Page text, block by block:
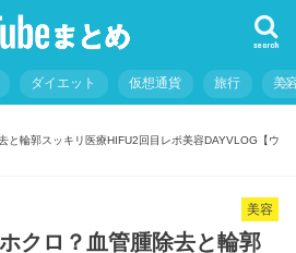
search
ダイエット 仮想通貨 旅行 美
と輪郭スッキリ医療HIFU2回目レポ美容DAYVLOG【ウ
美容
クロ？血管腫除去と輪郭